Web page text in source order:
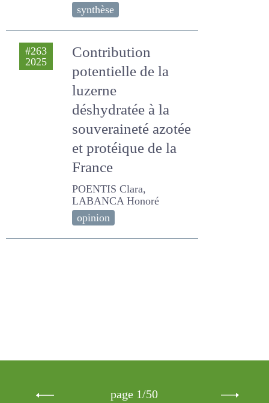
FRADIN Julien, D'AZEMAR
Marianne
Contribution
potentielle de la
luzerne
déshydratée à la
souveraineté
azotée et protéique
de la France
POENTIS Clara, LABANCA
Honoré